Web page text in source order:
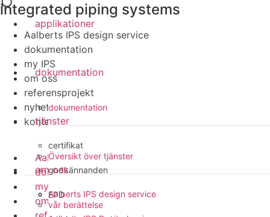
applikationer
dokumentation
dokumentation
certifikat
godkännanden
EPD
tjänster
Översikt över tjänster
Aalberts IPS design service
om oss
vår berättelse
integrated piping systems
Aalberts IPS design service
dokumentation
my IPS
om oss
referensprojekt
nyheter
kontakt
Aalberts IPS design service
dokumentation
my IPS
om oss